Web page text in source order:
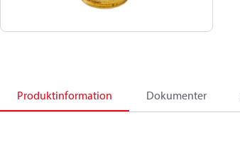
Produktinformation Dokumenter